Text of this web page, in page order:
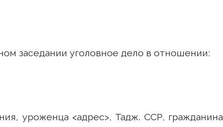
заседании уголовное дело в отношении:
уроженца <адрес>, Тадж. ССР, гражданина